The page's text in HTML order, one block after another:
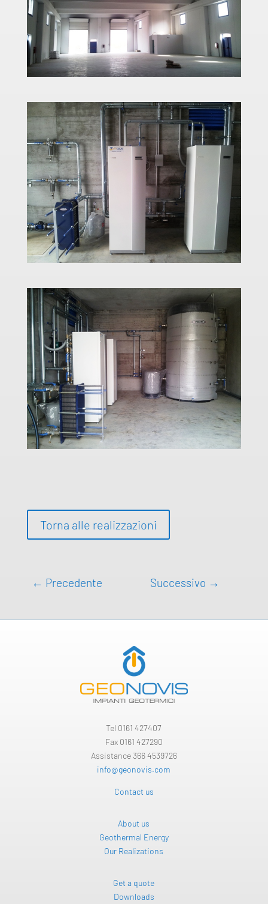
Torna alle realizzazioni
← Precedente Successivo →
Tel 0161 427407
Fax 0161 427290
Assistance 366 4539726
info@geonovis.com
Contact us
About us
Geothermal Energy
Our Realizations
Get a quote
Downloads